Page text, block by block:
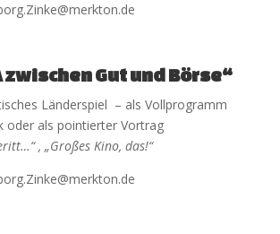
zwischen Gut und Börse“
Länderspiel – als Vollprogramm
oder als pointierter Vortrag
, „Großes Kino, das!“